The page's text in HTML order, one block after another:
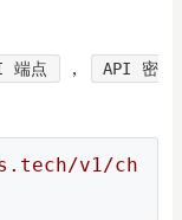
端点 ，
API 密
v1/ch